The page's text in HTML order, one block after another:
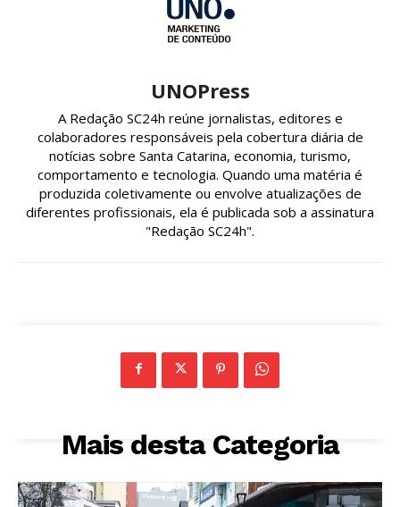
UNOPress
A Redação SC24h reúne jornalistas, editores e
colaboradores responsáveis pela cobertura diária de
notícias sobre Santa Catarina, economia, turismo,
comportamento e tecnologia. Quando uma matéria é
produzida coletivamente ou envolve atualizações de
diferentes profissionais, ela é publicada sob a assinatura
"Redação SC24h".
Mais desta Categoria